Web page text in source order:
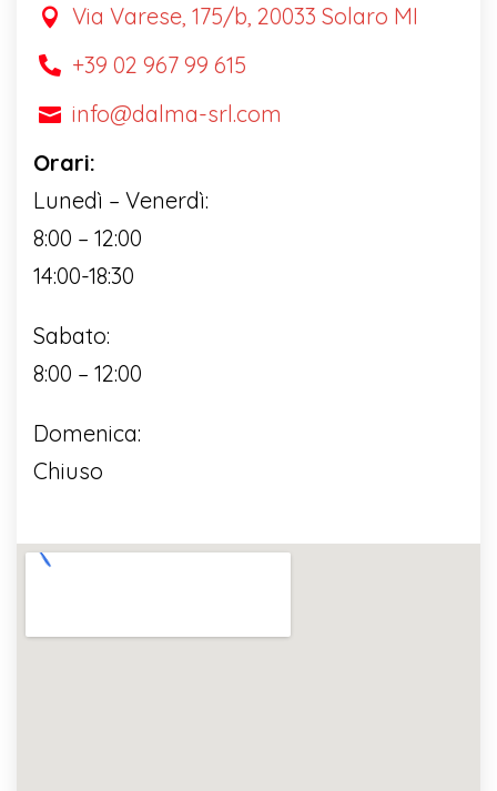
 Via Varese, 175/b, 20033 Solaro MI
 +39 02 967 99 615
 info@dalma-srl.com
Orari:
Lunedì – Venerdì:
8:00 – 12:00
14:00-18:30
Sabato:
8:00 – 12:00
Domenica:
Chiuso